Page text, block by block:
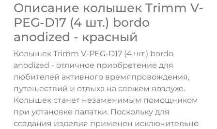
Описание колышек Trimm V-
PEG-D17 (4 шт.) bordo
anodized - красный
Колышек Trimm V-PEG-D17 (4 шт.) bordo
anodized - отличное приобретение для
любителей активного времяпровождения,
путешествий и отдыха на свежем воздухе.
Колышек станет незаменимым помощником
при установке палатки. Поскольку для
создания изделия применен исключительно
ДА НЕТ